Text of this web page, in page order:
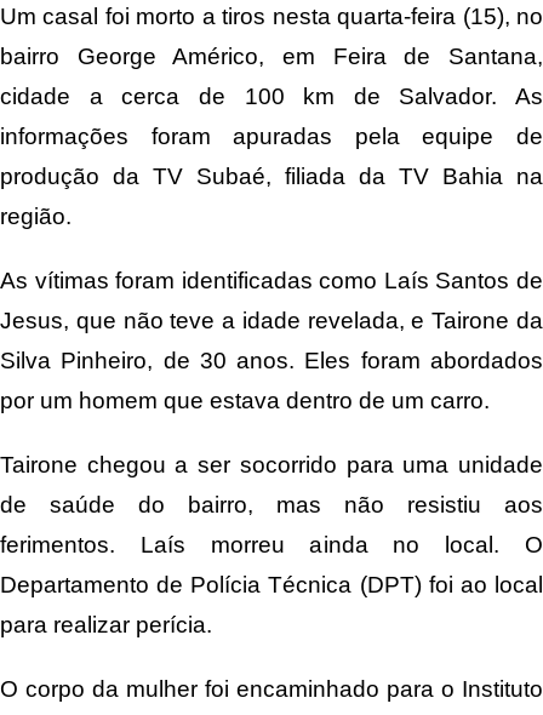
Um casal foi morto a tiros nesta quarta-feira (15), no
bairro George Américo, em Feira de Santana,
cidade a cerca de 100 km de Salvador. As
informações foram apuradas pela equipe de
produção da TV Subaé, filiada da TV Bahia na
região.
As vítimas foram identificadas como Laís Santos de
Jesus, que não teve a idade revelada, e Tairone da
Silva Pinheiro, de 30 anos. Eles foram abordados
por um homem que estava dentro de um carro.
Tairone chegou a ser socorrido para uma unidade
de saúde do bairro, mas não resistiu aos
ferimentos. Laís morreu ainda no local. O
Departamento de Polícia Técnica (DPT) foi ao local
para realizar perícia.
O corpo da mulher foi encaminhado para o Instituto